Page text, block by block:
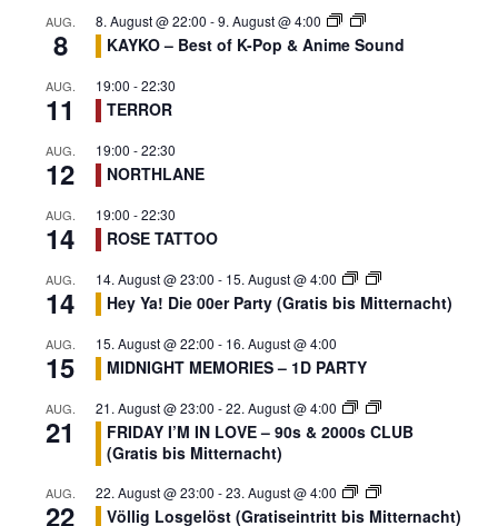
AUG.
8
8. August @ 22:00 -9. August @ 4:00
KAYKO – Best of K-Pop & Anime Sound
AUG.
11
19:00 -22:30
TERROR
AUG.
12
19:00 -22:30
NORTHLANE
AUG.
14
19:00 -22:30
ROSE TATTOO
AUG.
14
14. August @ 23:00 - 15. August @ 4:00
Hey Ya! Die 00er Party (Gratis bis Mitternacht)
AUG.
15
15. August @ 22:00 - 16. August @ 4:00
MIDNIGHT MEMORIES – 1D PARTY
AUG.
21
21. August @ 23:00 -22. August @ 4:00
FRIDAY I’M IN LOVE – 90s & 2000s CLUB
(Gratis bis Mitternacht)
AUG.
22
22. August @ 23:00 -23. August @ 4:00
Völlig Losgelöst (Gratiseintritt bis Mitternacht)